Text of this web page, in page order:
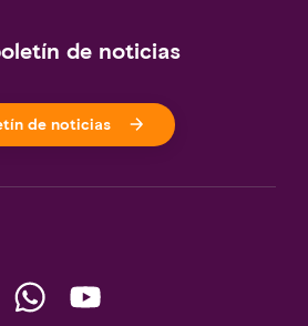
de noticias
de noticias